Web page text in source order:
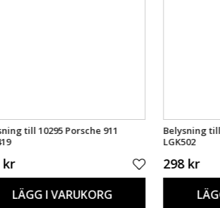
till 10295 Porsche 911
kr
LÄGG I VARUKORG
Belysning till
LGK502
298 kr